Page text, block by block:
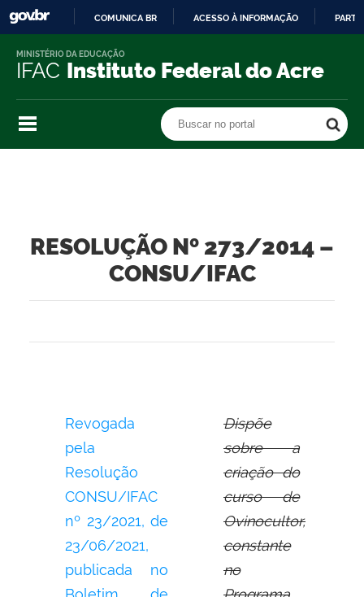
O
COMUNICA BR ACESSO À INFORMAÇÃO
IFAC Instituto Federal do Acre
MINISTÉRIO DA EDUCAÇÃO
Buscar no portal
RESOLUÇÃO Nº 273/2014 –
CONSU/IFAC
Revogada
pela
Resolução
CONSU/IFAC
nº 23/2021, de
23/06/2021,
publicada no
Dispõe
sobre a
criação do
curso de
Ovinocultor,
constante
no